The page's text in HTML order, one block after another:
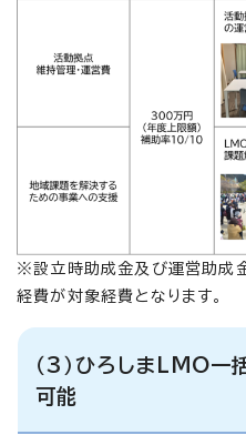
※設立時助成金及び運営助成
経費が対象経費となります。
（3）ひろしまLMO
可能